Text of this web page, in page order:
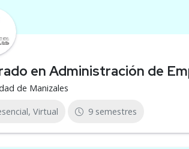
en Administración de
de Manizales
Virtual 9 semestres